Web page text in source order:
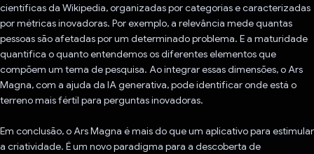
científicas da Wikipedia, organizadas por categorias e caracterizadas
por métricas inovadoras. Por exemplo, a relevância mede quantas
pessoas são afetadas por um determinado problema. E a maturidade
quantifica o quanto entendemos os diferentes elementos que
compõem um tema de pesquisa. Ao integrar essas dimensões, o Ars
Magna, com a ajuda da IA generativa, pode identificar onde está o
terreno mais fértil para perguntas inovadoras.
Em conclusão, o Ars Magna é mais do que um aplicativo para estimular
a criatividade. É um novo paradigma para a descoberta de